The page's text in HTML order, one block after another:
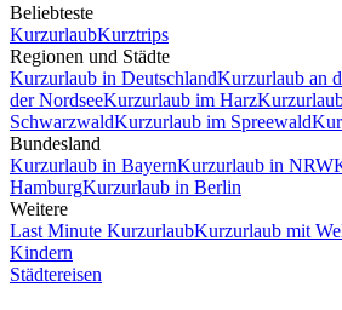
Beliebteste
KurzurlaubKurztrips
Regionen und Städte
Kurzurlaub in DeutschlandKurzurlaub an
der NordseeKurzurlaub im Harz
SchwarzwaldKurzurlaub im Spreewald
Bundesland
Kurzurlaub in BayernKurzurlaub in NRW
HamburgKurzurlaub in Berlin
Weitere
Last Minute KurzurlaubKurzurlaub mit
Kindern
Städtereisen